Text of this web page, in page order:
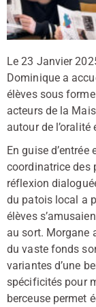
Le 23 Janvier
Dominique a
élèves sous
acteurs de la
autour de
En guise
coordinatrice des
réflexion
du patois local a
élèves
au sort. Morgane
du vaste fonds
variantes d’une
spécificités pour
berceuse permet